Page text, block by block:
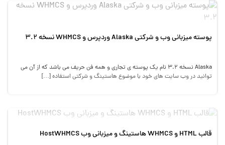
پوسته میزبانی وب و شرکتی Alaska وردپرس و WHMCS نسخه 3.2
Alaska نسخه 3.2 نام یک پوسته ی تجاری و همه فن حریف می باشد که از آن می
توانید در وب سایت های خود با موضوع هاستینگ و شرکتی استفاده […]
قالب HTML و WHMCS هاستینگ و میزبانی وب HostWHMCS